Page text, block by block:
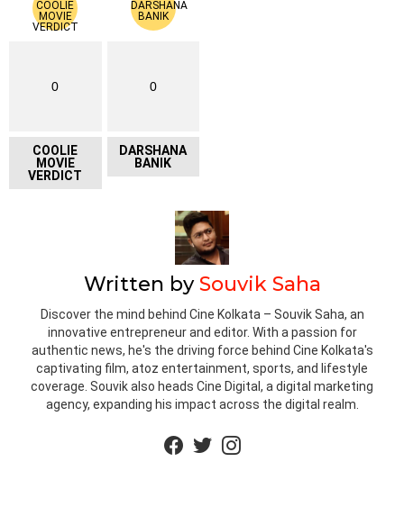
0
COOLIE
MOVIE
VERDICT
0
DARSHANA
BANIK
Written bySouvik Saha
Discover the mind behind Cine Kolkata – Souvik Saha, an
innovative entrepreneur and editor. With a passion for
authentic news, he's the driving force behind Cine Kolkata's
captivating film, atoz entertainment, sports, and lifestyle
coverage. Souvik also heads Cine Digital, a digital marketing
agency, expanding his impact across the digital realm.